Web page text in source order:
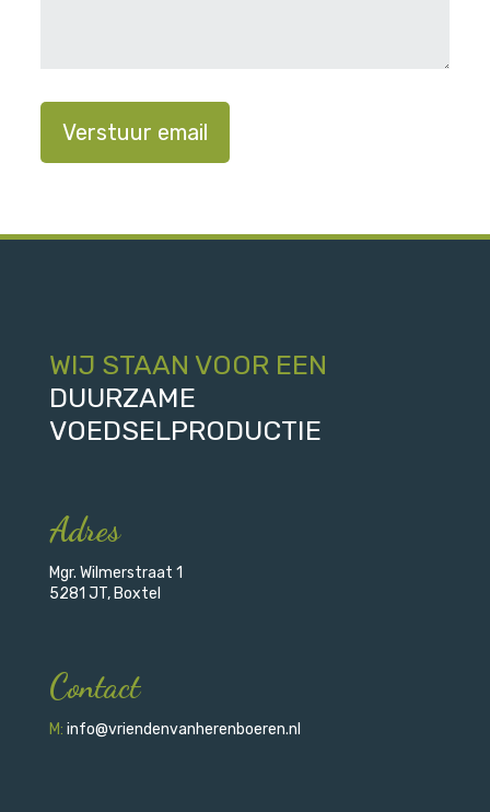
WIJ STAAN VOOR EEN
DUURZAME
VOEDSELPRODUCTIE
Adres
Mgr. Wilmerstraat 1
5281 JT, Boxtel
Contact
M: info@vriendenvanherenboeren.nl